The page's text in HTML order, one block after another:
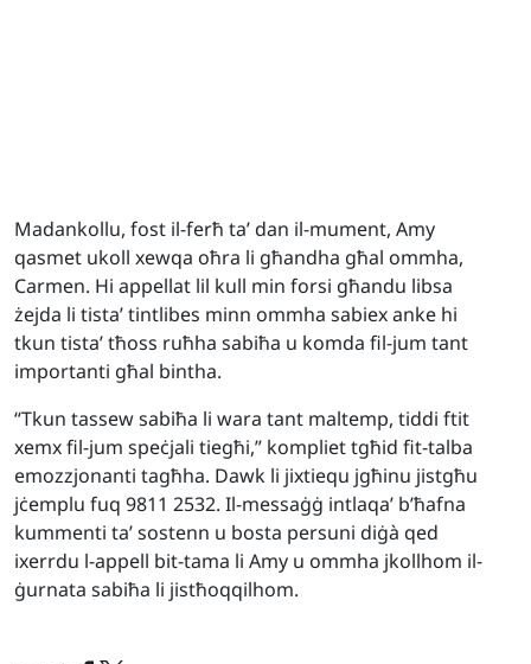
Madankollu, fost il-ferħ ta’ dan il-mument, Amy
qasmet ukoll xewqa oħra li għandha għal ommha,
Carmen. Hi appellat lil kull min forsi għandu libsa
żejda li tista’ tintlibes minn ommha sabiex anke hi
tkun tista’ tħoss ruħha sabiħa u komda fil-jum tant
importanti għal bintha.
“Tkun tassew sabiħa li wara tant maltemp, tiddi ftit
xemx fil-jum speċjali tiegħi,” kompliet tgħid fit-talba
emozzjonanti tagħha. Dawk li jixtiequ jgħinu jistgħu
jċemplu fuq 9811 2532. Il-messaġġ intlaqa’ b’ħafna
kummenti ta’ sostenn u bosta persuni diġà qed
ixerrdu l-appell bit-tama li Amy u ommha jkollhom il-
ġurnata sabiħa li jistħoqqilhom.